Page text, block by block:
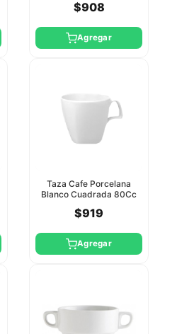
$908
Agregar
Taza Cafe Porcelana
Blanco Cuadrada 80Cc
$919
Agregar